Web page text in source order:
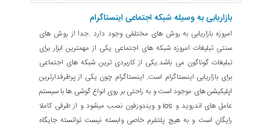
بازاریابی به وسیله شبکه اجتماعی اینستاگرام
امروزه بازاریابی به روش های مختلفی وجود دارد .جدا از روش های
سنتی تبلیغات امروزه شبکه های اجتماعی یکی از مهمترین ابزار برای
تبلیغات گوناگون می باشد.یکی از کاربردی ترین شبکه های اجتماعی
برای بازاریابی اینستاگرام است. اینستاگرام چون یکی از پرطرفدارترین
اپلیکیشن های موجود است و به راحتی بر روی انواع گوشی ها با سیستم
عامل های اندروید و ios و ویندوزفون نصب میشود و از طرفی کاملا
رایگان است و به هیچ پلتفرم خاصی وابسته نیست توانسته جایگاه